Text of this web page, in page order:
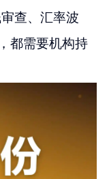
查、汇率波
都需要机构持